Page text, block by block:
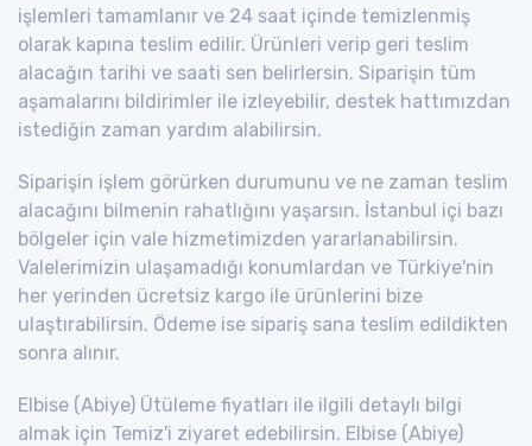
işlemleri tamamlanır ve 24 saat içinde temizlenmiş
olarak kapına teslim edilir. Ürünleri verip geri teslim
alacağın tarihi ve saati sen belirlersin. Siparişin tüm
aşamalarını bildirimler ile izleyebilir, destek hattımızdan
istediğin zaman yardım alabilirsin.
Siparişin işlem görürken durumunu ve ne zaman teslim
alacağını bilmenin rahatlığını yaşarsın. İstanbul içi bazı
bölgeler için vale hizmetimizden yararlanabilirsin.
Valelerimizin ulaşamadığı konumlardan ve Türkiye'nin
her yerinden ücretsiz kargo ile ürünlerini bize
ulaştırabilirsin. Ödeme ise sipariş sana teslim edildikten
sonra alınır.
Elbise (Abiye) Ütüleme fiyatları ile ilgili detaylı bilgi
almak için Temiz'i ziyaret edebilirsin. Elbise (Abiye)